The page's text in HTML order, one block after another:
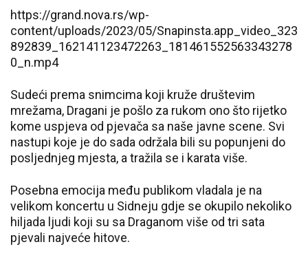
https://grand.nova.rs/wp-
content/uploads/2023/05/Snapinsta.app_video_323
892839_162141123472263_181461552563343278
0_n.mp4
Sudeći prema snimcima koji kruže društevim
mrežama, Dragani je pošlo za rukom ono što rijetko
kome uspjeva od pjevača sa naše javne scene. Svi
nastupi koje je do sada održala bili su popunjeni do
posljednjeg mjesta, a tražila se i karata više.
Posebna emocija među publikom vladala je na
velikom koncertu u Sidneju gdje se okupilo nekoliko
hiljada ljudi koji su sa Draganom više od tri sata
pjevali najveće hitove.